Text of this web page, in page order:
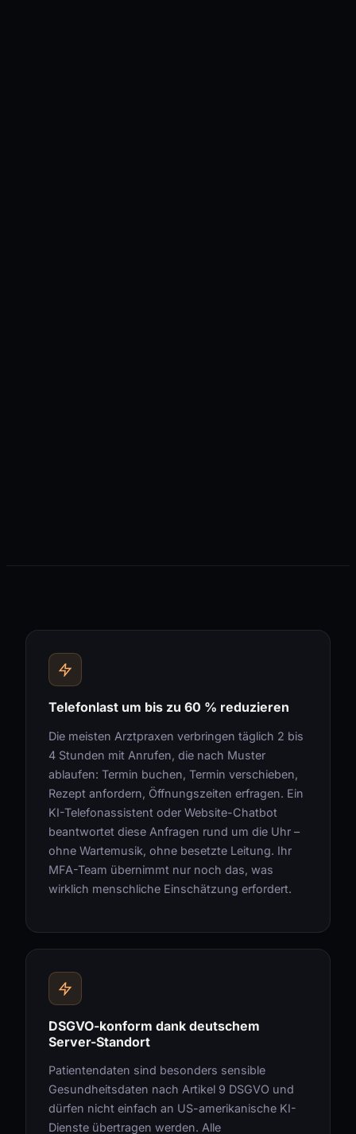
Telefonlast um bis zu 60 % reduzieren
Die meisten Arztpraxen verbringen täglich 2 bis
4 Stunden mit Anrufen, die nach Muster
ablaufen: Termin buchen, Termin verschieben,
Rezept anfordern, Öffnungszeiten erfragen. Ein
KI-Telefonassistent oder Website-Chatbot
beantwortet diese Anfragen rund um die Uhr –
ohne Wartemusik, ohne besetzte Leitung. Ihr
MFA-Team übernimmt nur noch das, was
wirklich menschliche Einschätzung erfordert.
DSGVO-konform dank deutschem
Server-Standort
Patientendaten sind besonders sensible
Gesundheitsdaten nach Artikel 9 DSGVO und
dürfen nicht einfach an US-amerikanische KI-
Dienste übertragen werden. Alle